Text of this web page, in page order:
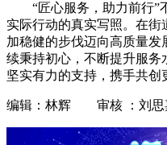
“匠心服务，助力前行”
实际行动的真实写照。在
加稳健的步伐迈向高质量
续秉持初心，不断提升服务
坚实有力的支持，携手共创
编辑：林辉 审核 ：刘思